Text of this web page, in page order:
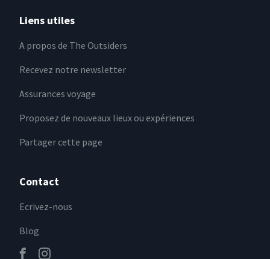
Liens utiles
A propos de The Outsiders
Recevez notre newsletter
Assurances voyage
Proposez de nouveaux lieux ou expériences
Partager cette page
Contact
Ecrivez-nous
Blog